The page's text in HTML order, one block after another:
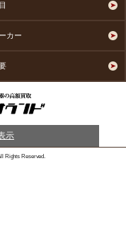
カー
示
Rights Reserved.